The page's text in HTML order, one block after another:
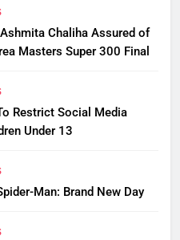
Chaliha Assured of
Masters Super 300 Final
Restrict Social Media
Under 13
Man: Brand New Day